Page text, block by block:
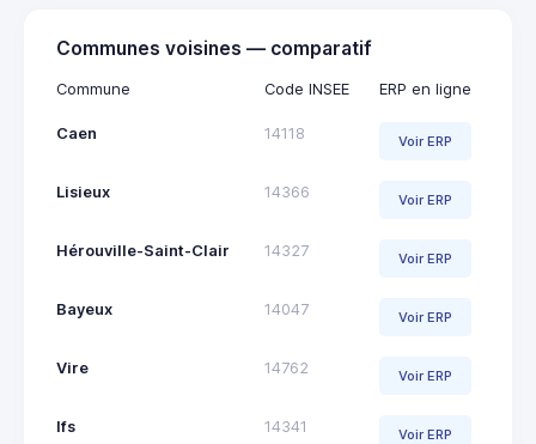
Communes voisines — comparatif
Commune Code INSEE ERP en ligne
Caen 14118 Voir ERP
Lisieux 14366 Voir ERP
Hérouville-Saint-Clair 14327 Voir ERP
Bayeux 14047 Voir ERP
Vire 14762 Voir ERP
Ifs 14341 Voir ERP